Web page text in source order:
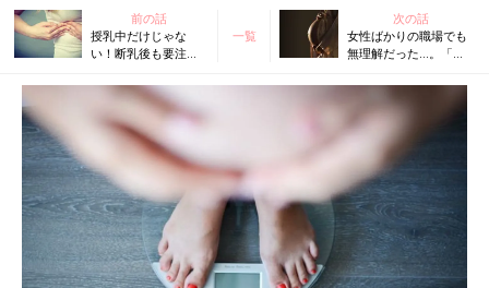
前の話
授乳中だけじゃな
い！断乳後も要注意
一覧
次の話
女性ばかりの職場でも
無理解だった…。「妊
いう空気